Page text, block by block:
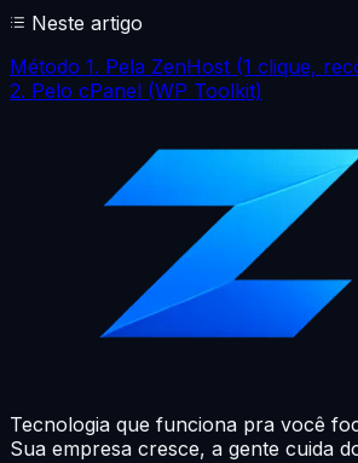
Neste artigo
Método 1. Pela ZenHost (1 clique,
2. Pelo cPanel (WP Toolkit)
Tecnologia que funciona pra você
Sua empresa cresce, a gente cuida